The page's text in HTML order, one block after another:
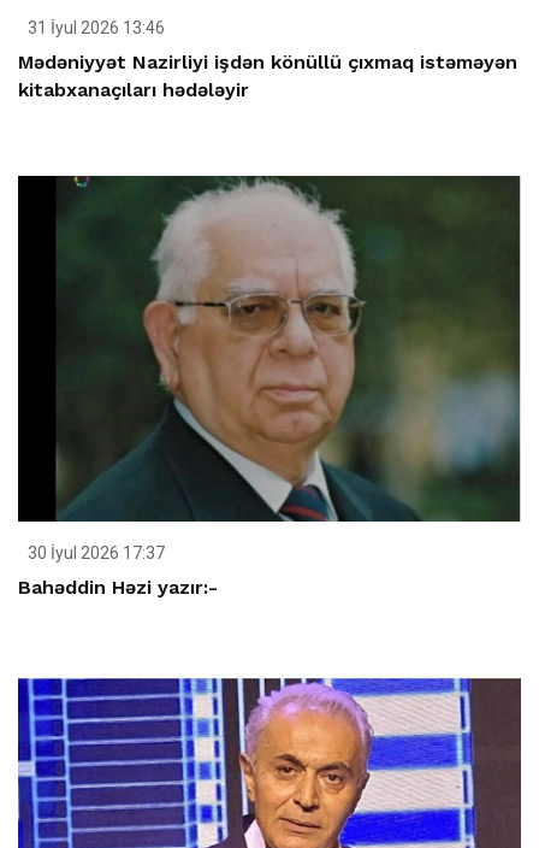
31 İyul 2026 13:46
Mədəniyyət Nazirliyi işdən könüllü çıxmaq istəməyən
kitabxanaçıları hədələyir
30 İyul 2026 17:37
Bahəddin Həzi yazır:-